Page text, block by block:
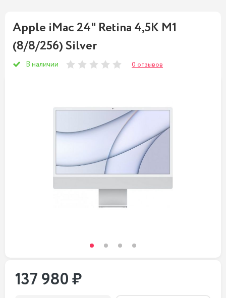
Apple iMac 24" Retina 4,5K M1
(8/8/256) Silver
В наличии 0 отзывов
137 980 ₽